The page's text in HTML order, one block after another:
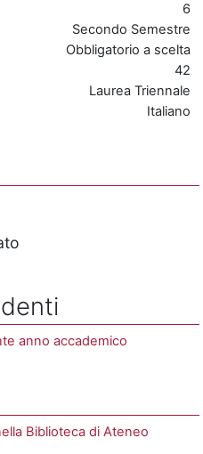
6
Secondo Semestre
Obbligatorio a scelta
42
Laurea Triennale
Italiano
anno accademico
Biblioteca di Ateneo